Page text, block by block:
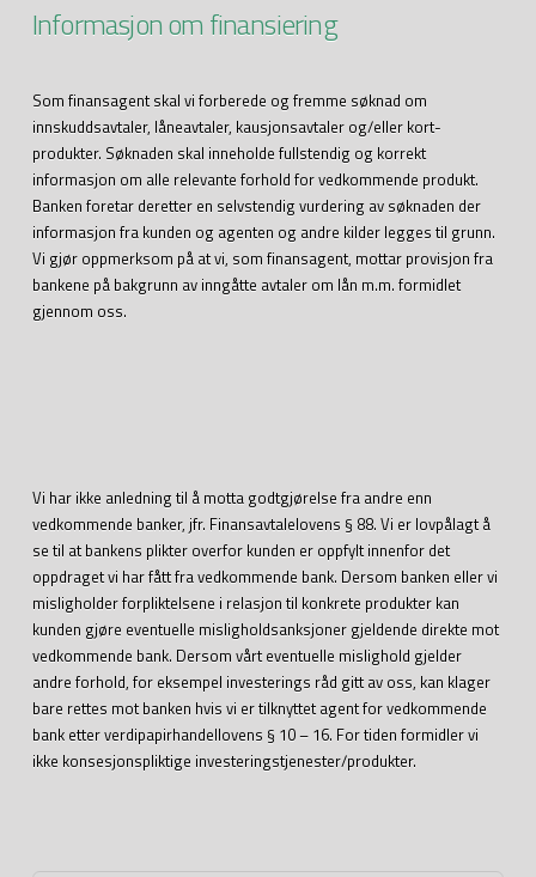
Informasjon om finansiering
Som finansagent skal vi forberede og fremme søknad om
innskuddsavtaler, låneavtaler, kausjonsavtaler og/eller kort-
produkter. Søknaden skal inneholde fullstendig og korrekt
informasjon om alle relevante forhold for vedkommende produkt.
Banken foretar deretter en selvstendig vurdering av søknaden der
informasjon fra kunden og agenten og andre kilder legges til grunn.
Vi gjør oppmerksom på at vi, som finansagent, mottar provisjon fra
bankene på bakgrunn av inngåtte avtaler om lån m.m. formidlet
gjennom oss.
Vi har ikke anledning til å motta godtgjørelse fra andre enn
vedkommende banker, jfr. Finansavtalelovens § 88. Vi er lovpålagt å
se til at bankens plikter overfor kunden er oppfylt innenfor det
oppdraget vi har fått fra vedkommende bank. Dersom banken eller vi
misligholder forpliktelsene i relasjon til konkrete produkter kan
kunden gjøre eventuelle misligholdsanksjoner gjeldende direkte mot
vedkommende bank. Dersom vårt eventuelle mislighold gjelder
andre forhold, for eksempel investerings råd gitt av oss, kan klager
bare rettes mot banken hvis vi er tilknyttet agent for vedkommende
bank etter verdipapirhandellovens § 10 – 16. For tiden formidler vi
ikke konsesjonspliktige investeringstjenester/produkter.